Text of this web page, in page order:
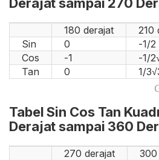
180 derajat 210
Sin
0 -1/2
Cos
-1 -1/
Tan
0 1/
Tabel Sin Cos Tan
Derajat sampai 360
270 derajat 300